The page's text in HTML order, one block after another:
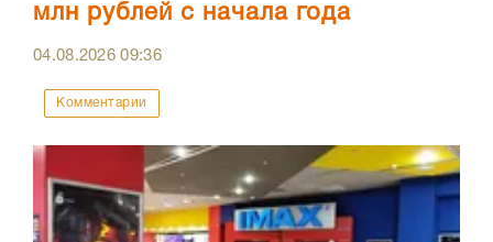
млн рублей с начала года
04.08.202609:36
Комментарии